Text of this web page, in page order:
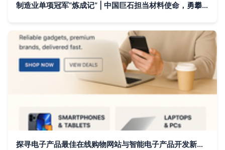
制造业单项冠军“炼成记” | 中国巨石担当材料使命，勇攀创新高峰！智能电子产品开发
探寻电子产品最佳在线购物网站与智能电子产品开发新趋势